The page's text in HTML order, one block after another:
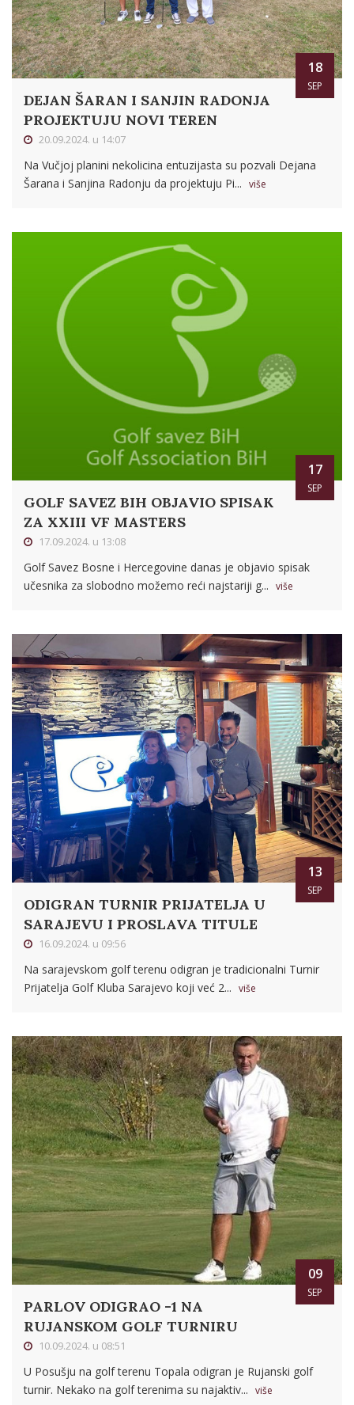
18
SEP
DEJAN ŠARAN I SANJIN RADONJA
PROJEKTUJU NOVI TEREN
20.09.2024. u 14:07
Na Vučjoj planini nekolicina entuzijasta su pozvali Dejana
Šarana i Sanjina Radonju da projektuju Pi... više
17
SEP
GOLF SAVEZ BIH OBJAVIO SPISAK
ZA XXIII VF MASTERS
17.09.2024. u 13:08
Golf Savez Bosne i Hercegovine danas je objavio spisak
učesnika za slobodno možemo reći najstariji g... više
13
SEP
ODIGRAN TURNIR PRIJATELJA U
SARAJEVU I PROSLAVA TITULE
16.09.2024. u 09:56
Na sarajevskom golf terenu odigran je tradicionalni Turnir
Prijatelja Golf Kluba Sarajevo koji već 2... više
09
SEP
PARLOV ODIGRAO -1 NA
RUJANSKOM GOLF TURNIRU
10.09.2024. u 08:51
U Posušju na golf terenu Topala odigran je Rujanski golf
turnir. Nekako na golf terenima su najaktiv... više